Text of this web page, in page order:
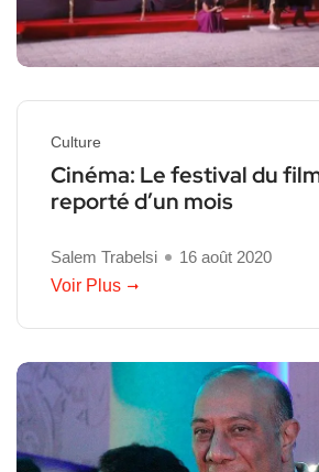
Culture
Cinéma: Le festival du
reporté d’un mois
Salem Trabelsi
16 août 2020
Voir Plus